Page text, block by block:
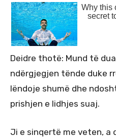
Deidre thotë: Mund të
ndërgjegjen tënde duke
lëndoje shumë dhe
prishjen e lidhjes suaj.
Ji e sinqertë me veten, a